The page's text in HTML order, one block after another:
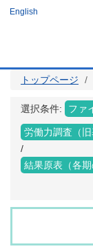
ツ
English
トップページ
選択条件: ファ
労働力調査（
結果原表（各